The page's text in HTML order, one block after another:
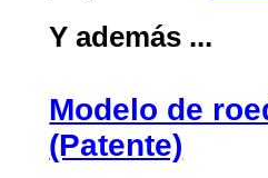
Y además ...
Modelo de
(Patente)